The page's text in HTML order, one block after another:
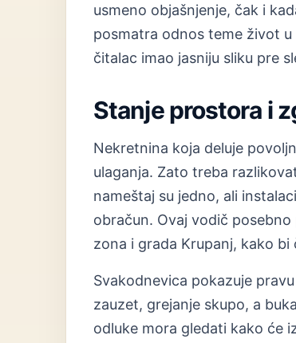
usmeno objašnjenje, čak i
posmatra odnos teme život
čitalac imao jasniju sliku pre
Stanje prostora i
Nekretnina koja deluje
ulaganja. Zato treba
nameštaj su jedno, ali
obračun. Ovaj vodič
zona i grada Krupanj, kako
Svakodnevica pokazuje
zauzet, grejanje skupo, a
odluke mora gledati kako će